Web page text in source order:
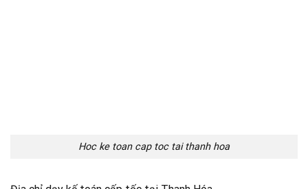
Hoc ke toan cap toc tai thanh hoa